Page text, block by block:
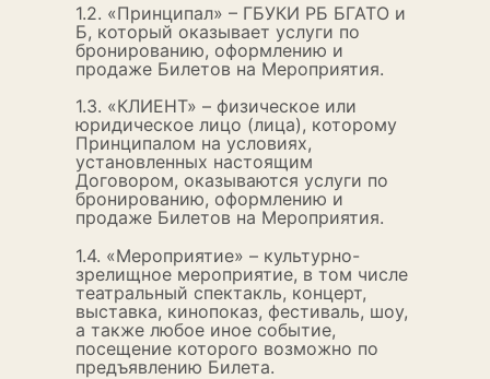
1.2. «Принципал» – ГБУКИ РБ БГАТО и
Б, который оказывает услуги по
бронированию, оформлению и
продаже Билетов на Мероприятия.
1.3. «КЛИЕНТ» – физическое или
юридическое лицо (лица), которому
Принципалом на условиях,
установленных настоящим
Договором, оказываются услуги по
бронированию, оформлению и
продаже Билетов на Мероприятия.
1.4. «Мероприятие» – культурно-
зрелищное мероприятие, в том числе
театральный спектакль, концерт,
выставка, кинопоказ, фестиваль, шоу,
а также любое иное событие,
посещение которого возможно по
предъявлению Билета.